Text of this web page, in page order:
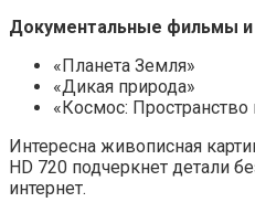
Документальные фильмы и
«Планета Земля»
«Дикая природа»
«Космос: Пространство
Интересна живописная
HD 720 подчеркнет детали
интернет.